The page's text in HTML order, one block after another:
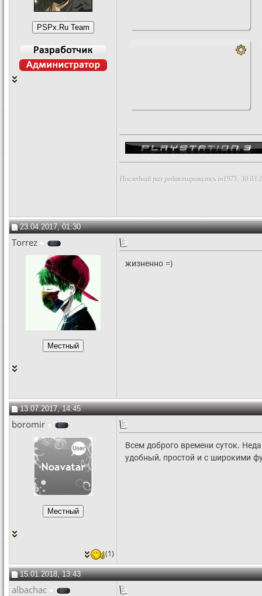
Последний раз редактировалось in1975;
23.04.2017, 01:30
Torrez
жизненно =)
13.07.2017, 14:45
boromir
Всем доброго времени суток.
удобный, простой и с широкими
(1)
15.01.2018, 13:43
albachac